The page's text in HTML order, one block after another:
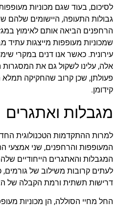
לסיכום, בעוד שגם מכוניות
גבולות התעופה, היישומים שלהם
הרחפנים הביאה אותם לאימוץ
שמכוניות מעופפות מייצגות עתיד
עירונית. כאשר אנו דנים במקרי
אלה, עלינו לשקול גם את המסגרות
פעולתן, שכן קרוב שהחקיקה
קידומן.
מגבלות ואתגרים
למרות ההתקדמות הטכנולוגית
המעופפות והרחפנים, שני אמצעי
המגבלות והאתגרים הייחודיים
לעתים קרובות משילוב של גורמים,
דרישות תשתית ורמת הקבלה של
החל מחיי הסוללה, הן מכוניות